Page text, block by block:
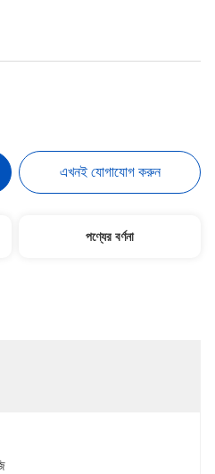
এখনই যোগাযোগ করুন
পণ্যের বর্ণনা